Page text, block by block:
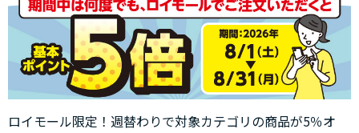
ロイモール限定！週替わりで対象カテゴリの商品が5％オ